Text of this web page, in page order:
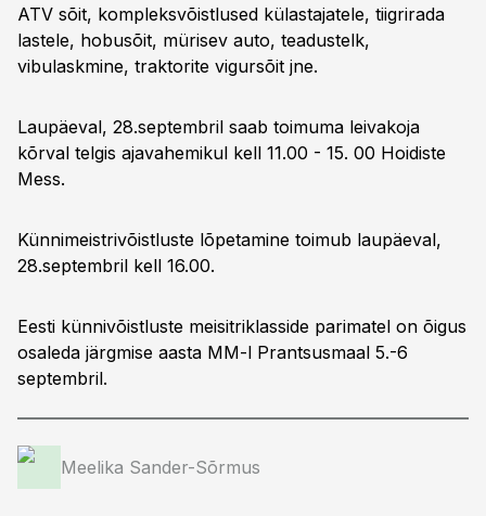
ATV sõit, kompleksvõistlused külastajatele, tiigrirada
lastele, hobusõit, mürisev auto, teadustelk,
vibulaskmine, traktorite vigursõit jne.
Laupäeval, 28.septembril saab toimuma leivakoja
kõrval telgis ajavahemikul kell 11.00 - 15. 00 Hoidiste
Mess.
Künnimeistrivõistluste lõpetamine toimub laupäeval,
28.septembril kell 16.00.
Eesti künnivõistluste meisitriklasside parimatel on õigus
osaleda järgmise aasta MM-l Prantsusmaal 5.-6
septembril.
Meelika Sander-Sõrmus